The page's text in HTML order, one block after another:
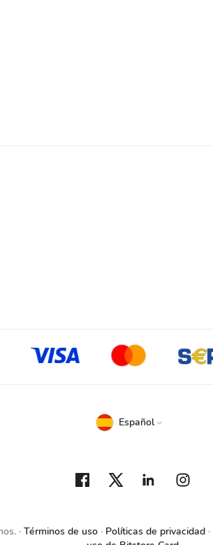
Términos de uso Políticas de privacidad
Español